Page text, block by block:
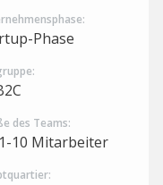
Phase
des Teams:
1-10 Mitarbeiter